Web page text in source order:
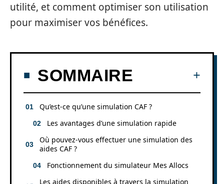
utilité, et comment optimiser son utilisation
pour maximiser vos bénéfices.
SOMMAIRE
Qu’est-ce qu’une simulation CAF ?
Les avantages d’une simulation rapide
Où pouvez-vous effectuer une simulation des
aides CAF ?
Fonctionnement du simulateur Mes Allocs
Les aides disponibles à travers la simulation